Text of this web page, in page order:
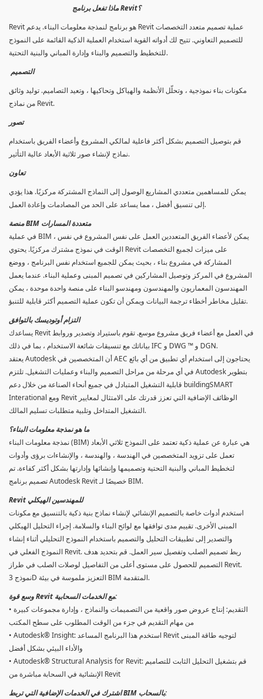
ماذا تفعل برنامج Revit؟
Revit هو برنامج لنمذجة معلومات البناء. يدعم Revit عملية تصميم متعدد التخصصات
للتصميم التعاوني. تتيح لك أدواته القوية استخدام العملية الذكية القائمة على النموذج
للتخطيط والتصميم والبناء وإدارة المباني والبنية التحتية.
التصميم
مكونات بناء نموذجية ، وتحلّل الأنظمة والهياكل وتحاكيها ، وتعيد التصاميم. توليد وثائق
من نماذج Revit.
تصور
قم بتوصيل التصميم بشكل أكثر فاعلية لمالكي المشروع وأعضاء الفريق باستخدام
نماذج لإنشاء صور ثلاثية الأبعاد عالية التأثير.
تعاون
يمكن للمساهمين متعددي المشاريع الوصول إلى النماذج المشتركة مركزيًا. هذا يؤدي
إلى تنسيق أفضل ، مما يساعد على الحد من المصادمات وإعادة العمل.
منصة BIM متعددة المسارات
في عملية BIM ، يمكن لأعضاء الفريق المتعددين العمل على نفس المشروع في نفس
الوقت في نموذج مشترك مركزيًا. يحتوي Revit على ميزات لجميع التخصصات
المشاركة في مشروع بناء ، بحيث يمكن للجميع استخدام نفس البرنامج ، ووضع
المشروع في المركز وتوصيل المشاركين في تصميم المبنى وعملية البناء. عندما يعمل
المهندسون المعماريون والمهندسون ومهندسو البناء على منصة واحدة موحدة ، يمكن
تقليل مخاطر أخطاء ترجمة البيانات ويمكن أن تكون عملية التصميم أكثر قابلية للتنبؤ.
التزام أوتوديسك بالتوافق
يساعدك Revit في العمل مع أعضاء فريق مشروع موسع. تقوم باستيراد وتصدير وروابط
بياناتك مع تنسيقات شائعة الاستخدام ، بما في ذلك IFC و DWG ™ و DGN.
يعتقد Autodesk أن المتخصصين في AEC يحتاجون إلى استخدام أي تطبيق من أي بائع
في أي مرحلة من مراحل التصميم والبناء وعمليات التشغيل. تلتزم Autodesk بتطوير
قابلية التشغيل المتبادل في جميع أنحاء الصناعة من خلال دعم buildingSMART
Interational ومع Revit الوظائف الإضافية التي تعزز قدرتك على الامتثال لمعايير
التشغيل المتداخل وتلبية متطلبات تسليم المالك.
ما هو نمذجة معلومات البناء؟
نمذجة معلومات البناء (BIM) هي عبارة عن عملية ذكية تعتمد على النموذج ثلاثي الأبعاد
تعمل على تزويد المتخصصين في الهندسة ، والهندسة ، والإنشاءات برؤى وأدوات
لتخطيط المباني والبنية التحتية وتصميمها وإنشائها وإدارتها بشكل أكثر كفاءة. تم
تصميم برنامج Autodesk Revit خصيصًا لـ BIM.
Revit للمهندسين الهيكلي
استخدم أدوات خاصة بالتصميم الإنشائي لإنشاء نماذج بنية ذكية بالتنسيق مع مكونات
المبنى الأخرى. تقييم مدى توافقها مع لوائح البناء والسلامة. إجراء التحليل الهيكلي
والتصدير إلى تطبيقات التحليل والتصميم باستخدام النموذج التحليلي أثناء إنشاء
النموذج الفعلي في Revit. ربط تصميم الصلب وتفصيل سير العمل. قم بتحديد هدف
التصميم للحصول على مستوى أعلى من التفاصيل لوصلات الصلب في طراز Revit.
نموذج 3D التعزيز ملموسة في بيئة BIM المتقدمة.
وسع قوة Revit مع الخدمات السحابية:
• التقديم: إنتاج عروض صور واقعية من التصميمات والنماذج ، وإدارة مجموعات كبيرة
من مهام التقديم في جزء من الوقت المطلوب على سطح المكتب
• Autodesk® Insight: استخدم هذا البرنامج المساعد Revit لتوجيه طاقة المبنى
والأداء البيئي بشكل أفضل
• Autodesk® Structural Analysis for Revit: قم بتشغيل التحليل الثابت للتصاميم
الإنشائية في السحابة مباشرة من Revit
اشترك في الخدمات الإضافية التي تربط BIM بالسحاب: